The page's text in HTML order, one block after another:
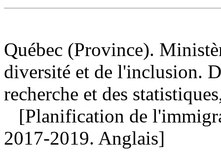
Québec (Province).
diversité et de l'inclusion.
recherche et des
[Planification de
2017-2019. Anglais]